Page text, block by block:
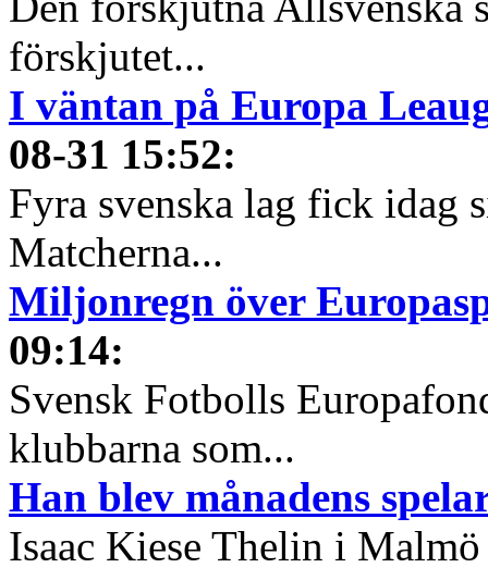
förskjutet...
I väntan på Europa
08-31 15:52:
Fyra svenska lag fick idag
Matcherna...
Miljonregn över
09:14:
Svensk Fotbolls
klubbarna som...
Han blev månadens
Isaac Kiese Thelin i